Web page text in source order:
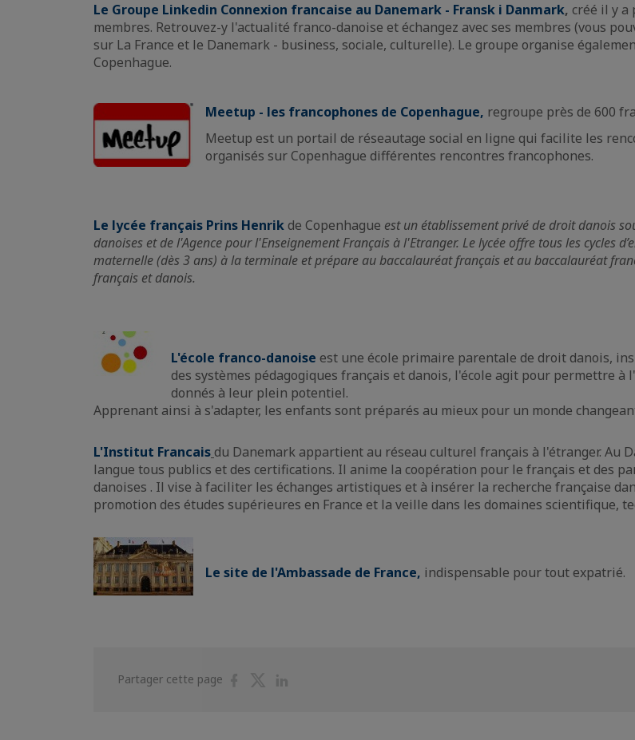
Le Groupe Linkedin Connexion francaise au Danemark - Fransk i Danmark, créé il y a
membres. Retrouvez-y l'actualité franco-danoise et échangez avec ses membres (vous
sur La France et le Danemark - business, sociale, culturelle). Le groupe organise
Copenhague.
Meetup - les francophones de Copenhague, regroupe près de 600
Meetup est un portail de réseautage social en ligne qui facilite les
organisés sur Copenhague différentes rencontres francophones.
Le lycée français Prins Henrikde Copenhague est un établissement privé de droit danois
danoises et de l'Agence pour l'Enseignement Français à l'Etranger. Le lycée offre tous les cycles
maternelle (dès 3 ans) à la terminale et prépare au baccalauréat français et au baccalauréat
français et danois.
L'école franco-danoise est une école primaire parentale de droit danois,
des systèmes pédagogiques français et danois, l'école agit pour permettre
donnés à leur plein potentiel.
Apprenant ainsi à s'adapter, les enfants sont préparés au mieux pour un monde
L'Institut Francaisdu Danemark appartient au réseau culturel français à l'étranger. Au
langue tous publics et des certifications. Il anime la coopération pour le français et des
danoises . Il vise à faciliter les échanges artistiques et à insérer la recherche française
promotion des études supérieures en France et la veille dans les domaines scientifique,
Le site de l'Ambassade de France, indispensable pour tout expatrié.
Partager cette page
PartagerPartager